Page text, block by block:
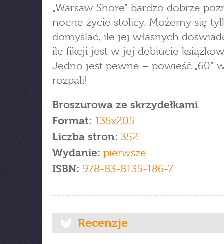
„Warsaw Shore” bardzo dobrze
nocne życie stolicy. Możemy się
domyślać, ile jej własnych
ile fikcji jest w jej debiucie
Jedno jest pewne – powieść „60”
rozpali!
Broszurowa ze skrzydełkami
Format: 135x205
Liczba stron: 352
Wydanie: pierwsze
ISBN: 978-83-8135-186-7
Recenzje